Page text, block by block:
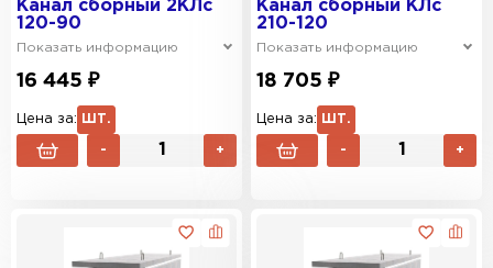
Канал сборный 2КЛс
120-90
Показать информацию
16 445 ₽
Цена за: ШТ.
- +
Канал сборный КЛс
210-120
Показать информацию
18 705 ₽
Цена за: ШТ.
- +